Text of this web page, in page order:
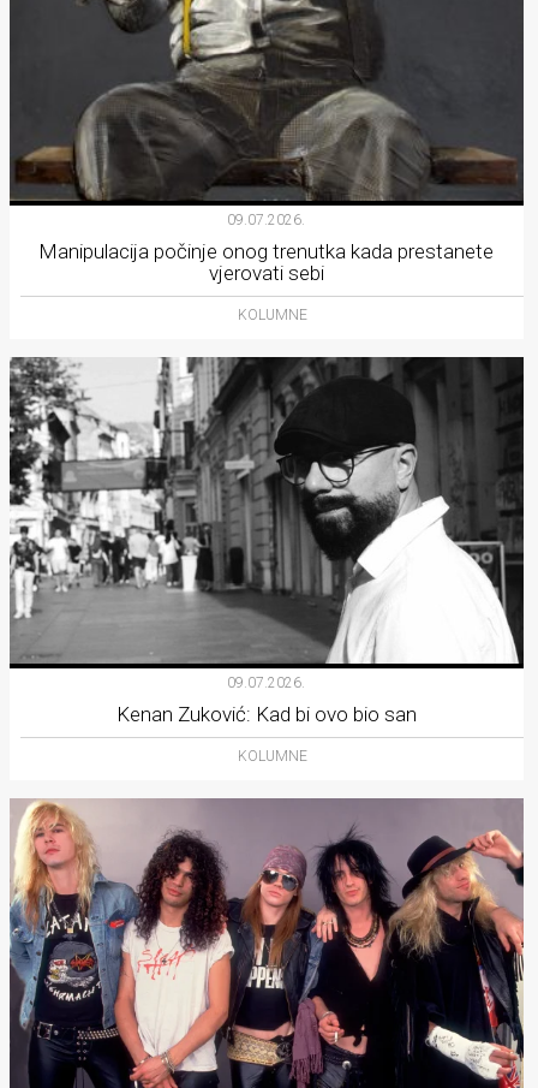
09.07.2026.
Manipulacija počinje onog trenutka kada prestanete
vjerovati sebi
KOLUMNE
09.07.2026.
Kenan Zuković: Kad bi ovo bio san
KOLUMNE